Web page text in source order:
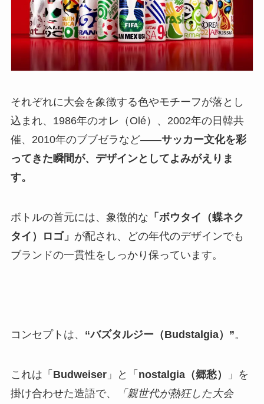
それぞれに大会を象徴する色やモチーフが落とし
込まれ、1986年のオレ（Olé）、2002年の日韓共
催、2010年のブブゼラなど——サッカー文化を彩
ってきた瞬間が、デザインとしてよみがえりま
す。
ボトルの首元には、象徴的な 「ボウタイ（蝶ネク
タイ）ロゴ」 が配され、どの年代のデザインでも
ブランドの一貫性をしっかり保っています。
コンセプトは、 “バズタルジー（Budstalgia）”。
これは「 Budweiser」と「 nostalgia（郷愁）
」を
掛け合わせた造語で、
「親世代が熱狂した大会